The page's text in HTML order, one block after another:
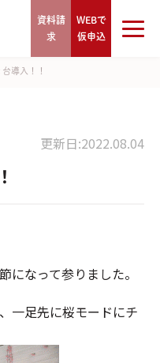
資料請
求
WEBで
仮申込
導入！！
更新日:2022.08.04
になって参りました。
一足先に桜モードにチ